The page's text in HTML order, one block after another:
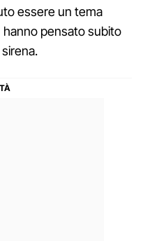
essere un tema
hanno pensato subito